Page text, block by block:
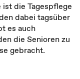
die Tagespflege
dabei tagsüber
es auch
die Senioren zu
gebracht.